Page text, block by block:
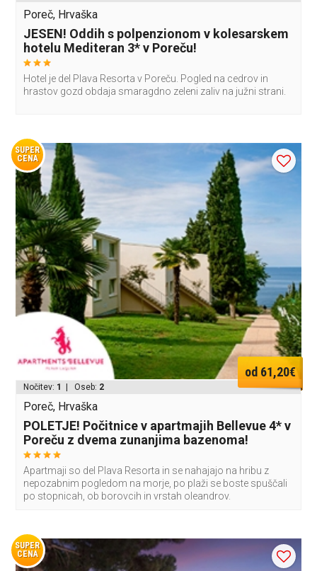
Poreč, Hrvaška
JESEN! Oddih s polpenzionom v kolesarskem
hotelu Mediteran 3* v Poreču!
Hotel je del Plava Resorta v Poreču. Pogled na cedrov in
hrastov gozd obdaja smaragdno zeleni zaliv na južni strani.
SUPER
CENA
od 61,20€
Nočitev: 1 | Oseb: 2
Poreč, Hrvaška
POLETJE! Počitnice v apartmajih Bellevue 4* v
Poreču z dvema zunanjima bazenoma!
Apartmaji so del Plava Resorta in se nahajajo na hribu z
nepozabnim pogledom na morje, po plaži se boste spuščali
po stopnicah, ob borovcih in vrstah oleandrov.
SUPER
CENA